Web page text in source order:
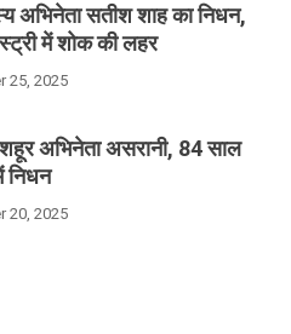
अभिनेता सतीश शाह का निधन,
में शोक की लहर
25, 2025
अभिनेता असरानी, 84 साल
निधन
20, 2025